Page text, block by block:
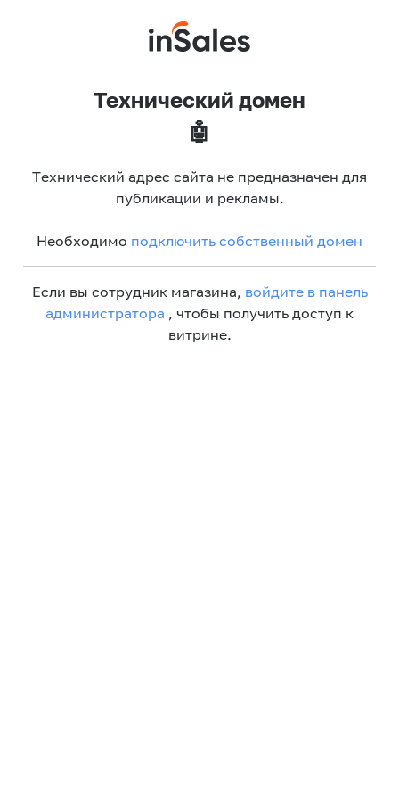
Технический домен
🤖
Технический адрес сайта не предназначен для
публикации и рекламы.
Необходимо подключить собственный домен
Если вы сотрудник магазина, войдите в панель
администратора , чтобы получить доступ к
витрине.